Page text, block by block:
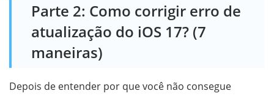
Parte 2: Como corrigir erro de
atualização do iOS 17? (7
maneiras)
Depois de entender por que você não consegue